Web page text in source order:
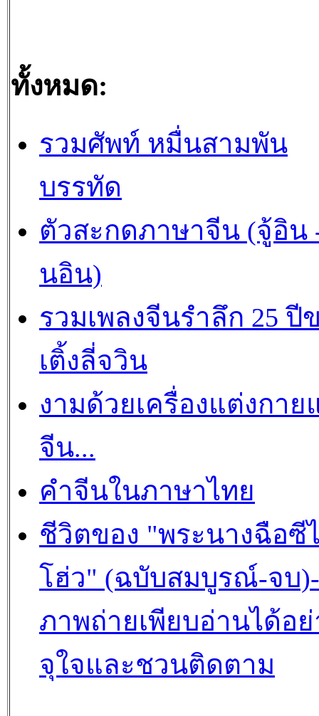
ทั้งหมด:
รวมศัพท์ หมื่นสามพัน
บรรทัด
ตัวสะกดภาษาจีน (จู้อิน
นอิน)
รวมเพลงจีนรำลึก 25 ปี
เติ้งลี่จวิน
งามด้วยเครื่องแต่งกาย
จีน...
คำจีนในภาษาไทย
ชีวิตของ "พระนางฉือซี
โฮ่ว" (ฉบับสมบูรณ์-จบ)-
ภาพถ่ายเพียบอ่านได้อย่
จุใจและชวนติดตาม